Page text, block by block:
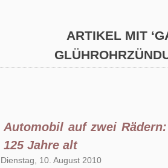
ARTIKEL MIT
Automobil auf zwei
125 Jahre alt
Dienstag, 10. August 2010